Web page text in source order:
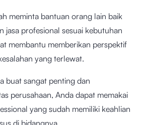
meminta bantuan orang lain baik
jasa profesional sesuai kebutuhan
membantu memberikan perspektif
yang terlewat.
buat sangat penting dan
perusahaan, Anda dapat memakai
yang sudah memiliki keahlian
di bidangnya.